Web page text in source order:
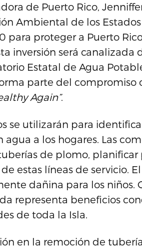
de Puerto Rico,
Ambiental de los Estados
para proteger a Puerto
inversión será
Estatal de Agua
parte del
Again”.
se utilizarán para
agua a los hogares. Las
de plomo, planificar
estas líneas de servicio.
dañina para los niños.
representa beneficios
de toda la Isla.
en la remoción de